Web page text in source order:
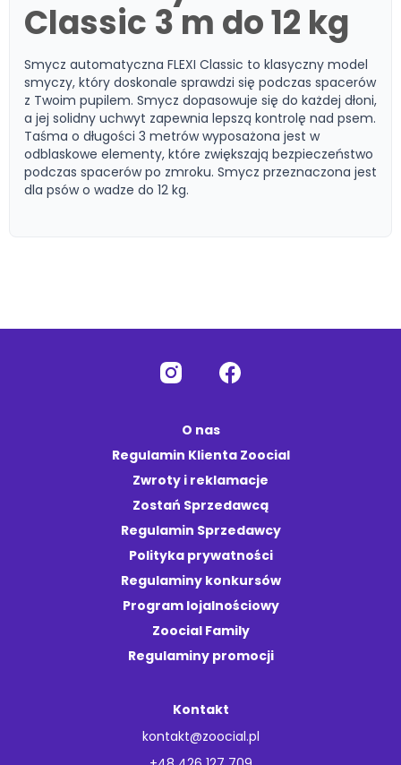
Classic 3 m do 12 kg
Smycz automatyczna FLEXI Classic to klasyczny model
smyczy, który doskonale sprawdzi się podczas spacerów
z Twoim pupilem. Smycz dopasowuje się do każdej dłoni,
a jej solidny uchwyt zapewnia lepszą kontrolę nad psem.
Taśma o długości 3 metrów wyposażona jest w
odblaskowe elementy, które zwiększają bezpieczeństwo
podczas spacerów po zmroku. Smycz przeznaczona jest
dla psów o wadze do 12 kg.
O nas
Regulamin Klienta Zoocial
Zwroty i reklamacje
Zostań Sprzedawcą
Regulamin Sprzedawcy
Polityka prywatności
Regulaminy konkursów
Program lojalnościowy
Zoocial Family
Regulaminy promocji
Kontakt
kontakt@zoocial.pl